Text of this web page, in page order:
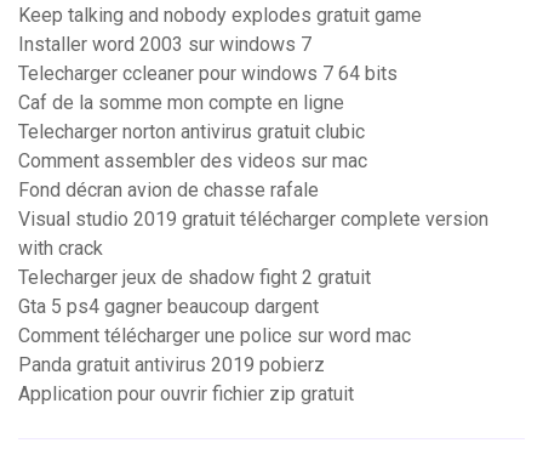
Keep talking and nobody explodes gratuit game
Installer word 2003 sur windows 7
Telecharger ccleaner pour windows 7 64 bits
Caf de la somme mon compte en ligne
Telecharger norton antivirus gratuit clubic
Comment assembler des videos sur mac
Fond décran avion de chasse rafale
Visual studio 2019 gratuit télécharger complete version
with crack
Telecharger jeux de shadow fight 2 gratuit
Gta 5 ps4 gagner beaucoup dargent
Comment télécharger une police sur word mac
Panda gratuit antivirus 2019 pobierz
Application pour ouvrir fichier zip gratuit